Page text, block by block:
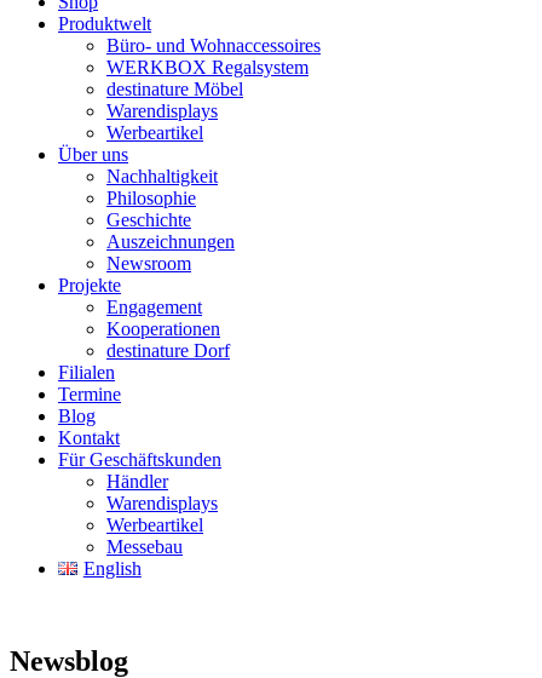
Produktwelt
Büro- und Wohnaccessoires
WERKBOX Regalsystem
destinature Möbel
Warendisplays
Werbeartikel
Über uns
Nachhaltigkeit
Philosophie
Geschichte
Auszeichnungen
Newsroom
Projekte
Engagement
Kooperationen
destinature Dorf
Filialen
Termine
Blog
Kontakt
Für Geschäftskunden
Händler
Warendisplays
Werbeartikel
Messebau
English
Newsblog